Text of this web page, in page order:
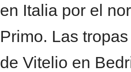
en Italia por el
Primo. Las
de Vitelio en